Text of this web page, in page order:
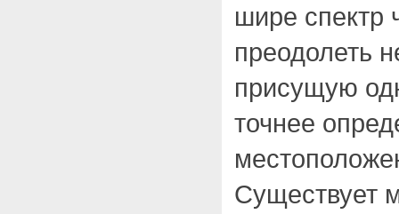
шире спектр
преодолеть
присущую
точнее
Существует